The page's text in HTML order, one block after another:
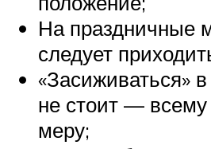
На праздничные
следует
«Засиживаться» в
не стоит — всему
меру;